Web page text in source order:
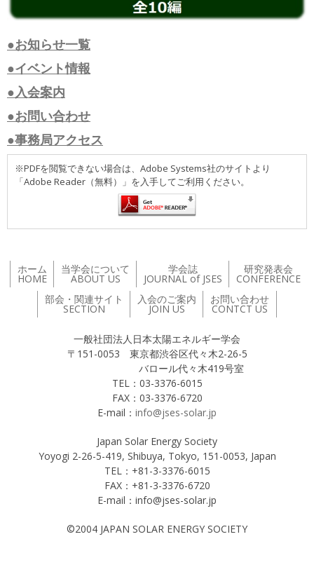
●お知らせ一覧
●イベント情報
●入会案内
●お問い合わせ
●事務局アクセス
※PDFを閲覧できない場合は、Adobe Systems社のサイトより
「Adobe Reader（無料）」を入手してご利用ください。
ホーム
HOME
当学会について
ABOUT US
学会誌
JOURNAL of JSES
研究発表会
CONFERENCE
部会・関連サイト
SECTION
入会のご案内
JOIN US
お問い合わせ
CONTCT US
一般社団法人日本太陽エネルギー学会
〒151-0053 東京都渋谷区代々木2-26-5
バロール代々木419号室
TEL：03-3376-6015
FAX：03-3376-6720
E-mail： info@jses-solar.jp
Japan Solar Energy Society
Yoyogi 2-26-5-419, Shibuya, Tokyo, 151-0053, Japan
TEL：+81-3-3376-6015
FAX：+81-3-3376-6720
E-mail：info@jses-solar.jp
©2004 JAPAN SOLAR ENERGY SOCIETY